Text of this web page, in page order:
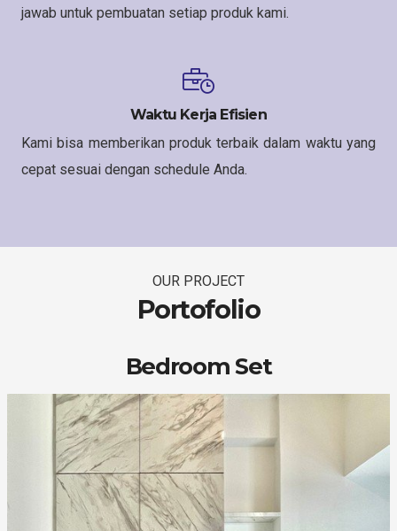
jawab untuk pembuatan setiap produk kami.
Waktu Kerja Efisien
Kami bisa memberikan produk terbaik dalam waktu yang
cepat sesuai dengan schedule Anda.
OUR PROJECT
Portofolio
Bedroom Set